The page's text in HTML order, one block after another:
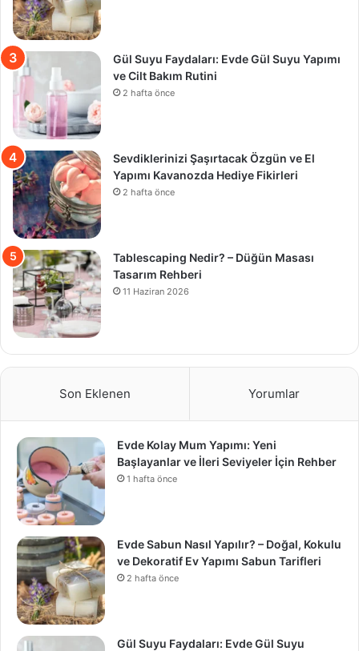
Gül Suyu Faydaları: Evde Gül Suyu Yapımı
ve Cilt Bakım Rutini
2 hafta önce
Sevdiklerinizi Şaşırtacak Özgün ve El
Yapımı Kavanozda Hediye Fikirleri
2 hafta önce
Tablescaping Nedir? – Düğün Masası
Tasarım Rehberi
11 Haziran 2026
Son Eklenen Yorumlar
Evde Kolay Mum Yapımı: Yeni
Başlayanlar ve İleri Seviyeler İçin Rehber
1 hafta önce
Evde Sabun Nasıl Yapılır? – Doğal, Kokulu
ve Dekoratif Ev Yapımı Sabun Tarifleri
2 hafta önce
Gül Suyu Faydaları: Evde Gül Suyu